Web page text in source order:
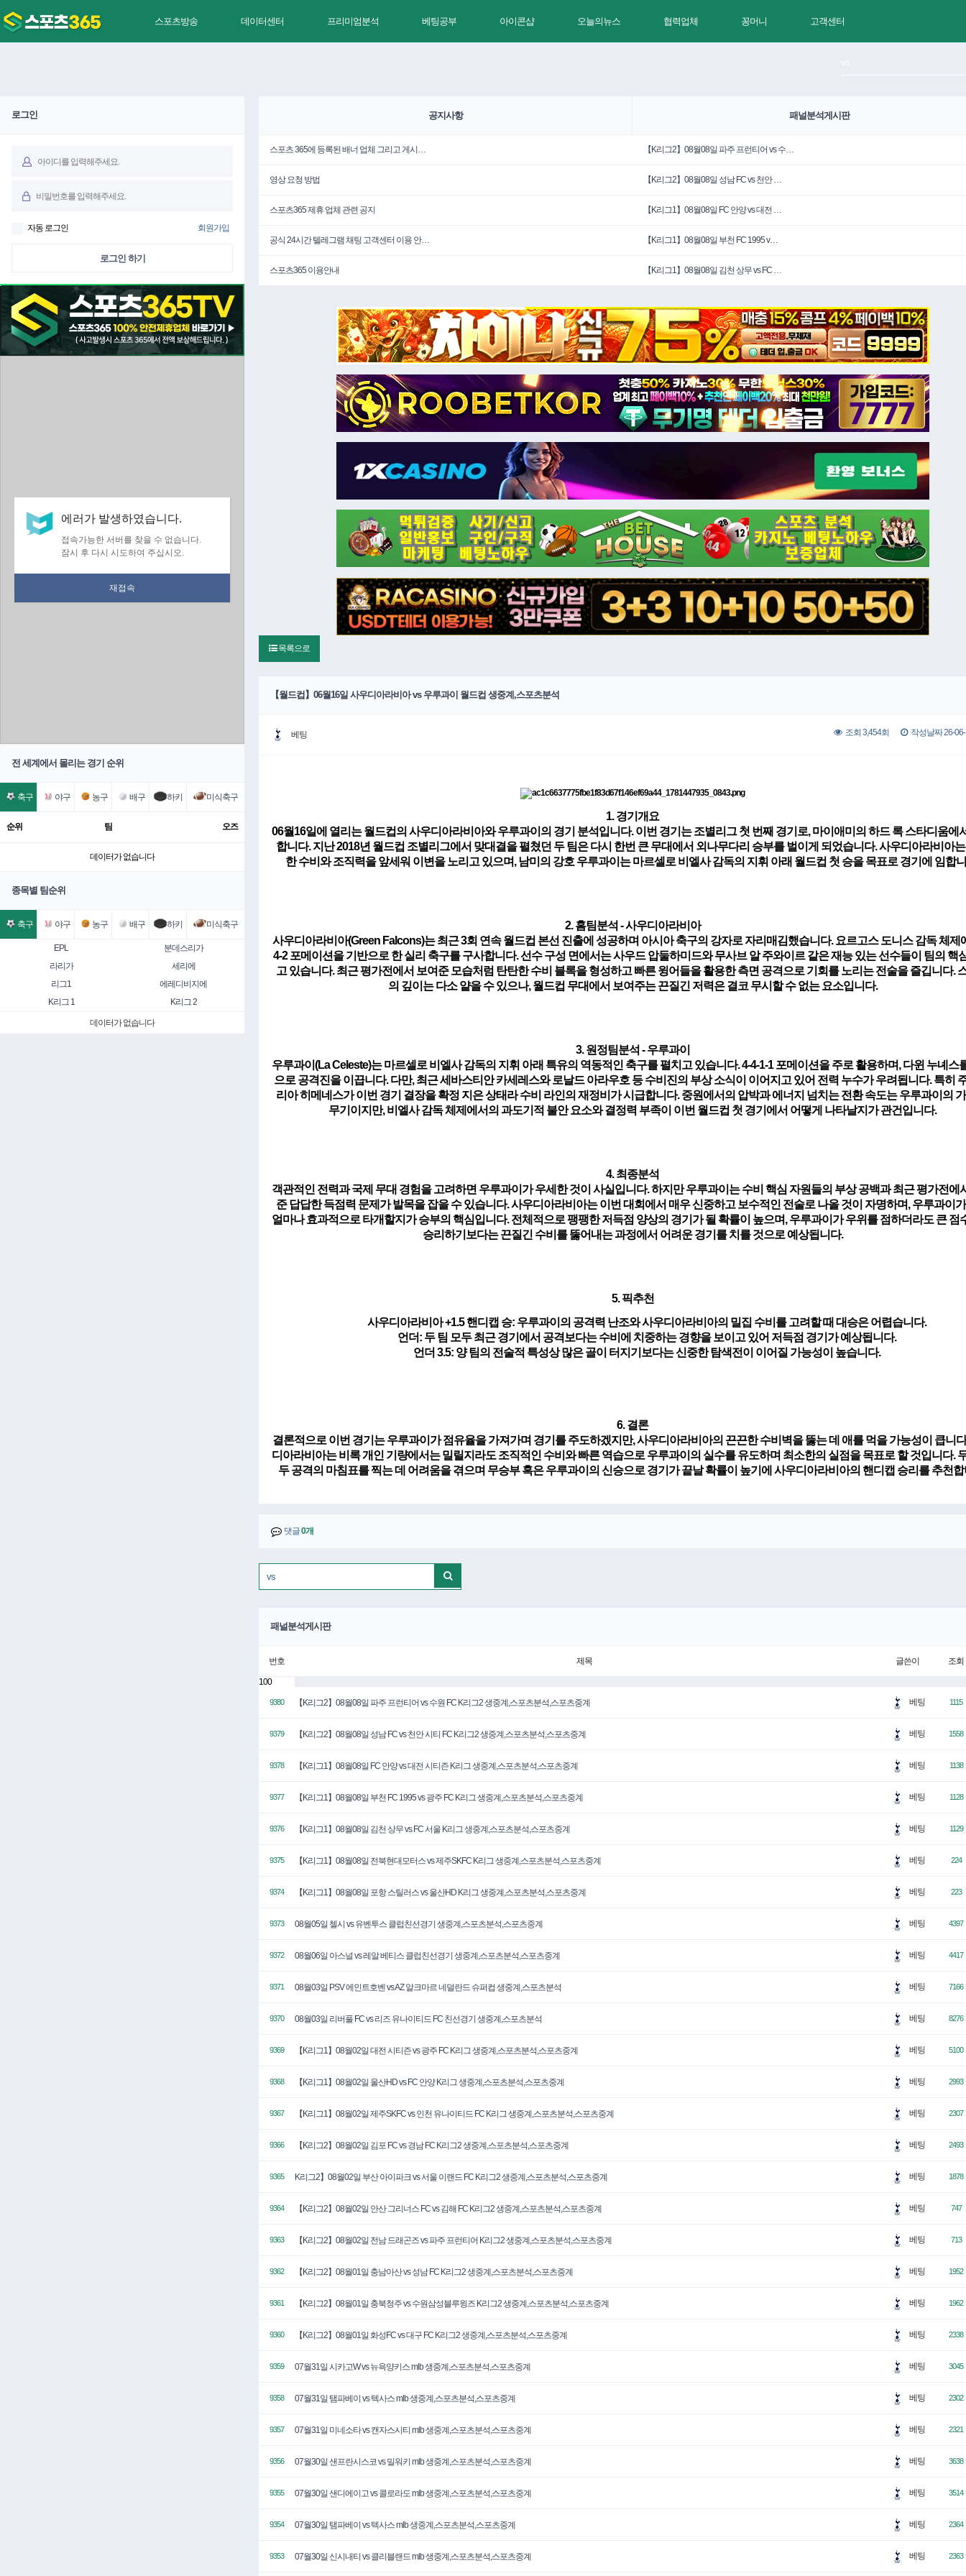
스포츠방송 데이터센터 프리미엄분석 베팅공부 아이콘샵 오늘의뉴스 협력업체 꽁머니 고객센터
로그인
자동 로그인 회원가입
로그인 하기
전 세계에서 몰리는 경기 순위
축구 야구 농구 배구 하키 미식축구
순위 팀 오즈
데이터가 없습니다
종목별 팀순위
축구 야구 농구 배구 하키 미식축구
EPL
분데스리가
라리가
세리에
리그1
에레디비지에
K리그 1
K리그 2
데이터가 없습니다
공지사항 패널분석게시판
스포츠 365에 등록된 배너 업체 그리고 게시…
영상 요청 방법
스포츠365 제휴 업체 관련 공지
공식 24시간 텔레그램 채팅 고객센터 이용 안…
스포츠365 이용안내
【K리그2】08월08일 파주 프런티어 vs 수…
【K리그2】08월08일 성남 FC vs 천안 …
【K리그1】08월08일 FC 안양 vs 대전 …
【K리그1】08월08일 부천 FC 1995 v…
【K리그1】08월08일 김천 상무 vs FC …
목록으로
【월드컵】06월16일 사우디아라비아 vs 우루과이 월드컵 생중계,스포츠분석
베팅 조회 3,454회 작성날짜 26-
1. 경기개요
06월16일에 열리는 월드컵의 사우디아라비아와 우루과이의 경기 분석입니다. 이번 경기는 조별리그 첫 번째 경기로, 마이애미의 하드 록 스타디움에
합니다. 지난 2018년 월드컵 조별리그에서 맞대결을 펼쳤던 두 팀은 다시 한번 큰 무대에서 외나무다리 승부를 벌이게 되었습니다. 사우디아라비아
한 수비와 조직력을 앞세워 이변을 노리고 있으며, 남미의 강호 우루과이는 마르셀로 비엘사 감독의 지휘 아래 월드컵 첫 승을 목표로 경기에 임합
2. 홈팀분석 - 사우디아라비아
사우디아라비아(Green Falcons)는 최근 3회 연속 월드컵 본선 진출에 성공하며 아시아 축구의 강자로 자리매김했습니다. 요르고스 도니스감독 체제
4-2 포메이션을 기반으로 한 실리 축구를 구사합니다. 선수 구성 면에서는 사우드 압둘하미드와 무사브 알 주와이르 같은 재능 있는 선수들이 팀의 핵
고 있습니다. 최근 평가전에서 보여준 모습처럼 탄탄한 수비 블록을 형성하고 빠른 윙어들을 활용한 측면 공격으로 기회를 노리는 전술을 즐깁니다.
의 깊이는 다소 얕을 수 있으나, 월드컵 무대에서 보여주는 끈질긴 저력은 결코 무시할 수 없는 요소입니다.
3. 원정팀분석 - 우루과이
우루과이(La Celeste)는 마르셀로 비엘사 감독의 지휘 아래 특유의 역동적인 축구를 펼치고 있습니다. 4-4-1-1 포메이션을 주로 활용하며, 다윈 누녜스
으로 공격진을 이끕니다. 다만, 최근 세바스티안 카세레스와 로날드 아라우호 등 수비진의 부상 소식이 이어지고 있어 전력 누수가 우려됩니다. 특히
리아 히메네스가 이번 경기 결장을 확정 지은 상태라 수비 라인의 재정비가 시급합니다. 중원에서의 압박과 에너지 넘치는 전환 속도는 우루과이의
무기이지만, 비엘사 감독 체제에서의 과도기적 불안 요소와 결정력 부족이 이번 월드컵 첫 경기에서 어떻게 나타날지가 관건입니다.
4. 최종분석
객관적인 전력과 국제 무대 경험을 고려하면 우루과이가 우세한 것이 사실입니다. 하지만 우루과이는 수비 핵심 자원들의 부상 공백과 최근 평가전에
준 답답한 득점력 문제가 발목을 잡을 수 있습니다. 사우디아라비아는 이번 대회에서 매우 신중하고 보수적인 전술로 나올 것이 자명하며, 우루과이
얼마나 효과적으로 타개할지가 승부의 핵심입니다. 전체적으로 팽팽한 저득점 양상의 경기가 될 확률이 높으며, 우루과이가 우위를 점하더라도 큰 점
승리하기보다는 끈질긴 수비를 뚫어내는 과정에서 어려운 경기를 치를 것으로 예상됩니다.
5. 픽추천
사우디아라비아 +1.5 핸디캡 승: 우루과이의 공격력 난조와 사우디아라비아의 밀집 수비를 고려할 때 대승은 어렵습니다.
언더: 두 팀 모두 최근 경기에서 공격보다는 수비에 치중하는 경향을 보이고 있어 저득점 경기가 예상됩니다.
언더 3.5: 양 팀의 전술적 특성상 많은 골이 터지기보다는 신중한 탐색전이 이어질 가능성이 높습니다.
6. 결론
결론적으로 이번 경기는 우루과이가 점유율을 가져가며 경기를 주도하겠지만, 사우디아라비아의 끈끈한 수비벽을 뚫는 데 애를 먹을 가능성이 큽니
디아라비아는 비록 개인 기량에서는 밀릴지라도 조직적인 수비와 빠른 역습으로 우루과이의 실수를 유도하며 최소한의 실점을 목표로 할 것입니다.
두 공격의 마침표를 찍는 데 어려움을 겪으며 무승부 혹은 우루과이의 신승으로 경기가 끝날 확률이 높기에 사우디아라비아의 핸디캡 승리를 추천합
댓글0개
패널분석게시판
번호 제목 글쓴이 조회
100
9380 【K리그2】08월08일 파주 프런티어 vs 수원 FC K리그2 생중계,스포츠분석,스포츠중계 베팅 1115
9379 【K리그2】08월08일 성남 FC vs 천안 시티 FC K리그2 생중계,스포츠분석,스포츠중계 베팅 1558
9378 【K리그1】08월08일 FC 안양 vs 대전 시티즌 K리그 생중계,스포츠분석,스포츠중계 베팅 1138
9377 【K리그1】08월08일 부천 FC 1995 vs 광주 FC K리그 생중계,스포츠분석,스포츠중계 베팅 1128
9376 【K리그1】08월08일 김천 상무 vs FC 서울 K리그 생중계,스포츠분석,스포츠중계 베팅 1129
9375 【K리그1】08월08일 전북현대모터스 vs 제주SKFC K리그 생중계,스포츠분석,스포츠중계 베팅 224
9374 【K리그1】08월08일 포항 스틸러스 vs 울산HD K리그 생중계,스포츠분석,스포츠중계 베팅 223
9373 08월05일 첼시 vs 유벤투스 클럽친선경기 생중계,스포츠분석,스포츠중계 베팅 4397
9372 08월06일 아스널 vs 레알 베티스 클럽친선경기 생중계,스포츠분석,스포츠중계 베팅 4417
9371 08월03일 PSV 에인트호벤 vs AZ 알크마르 네덜란드 슈퍼컵 생중계,스포츠분석 베팅 7166
9370 08월03일 리버풀 FC vs 리즈 유나이티드 FC 친선경기 생중계,스포츠분석 베팅 8276
9369 【K리그1】08월02일 대전 시티즌 vs 광주 FC K리그 생중계,스포츠분석,스포츠중계 베팅 5100
9368 【K리그1】08월02일 울산HD vs FC 안양 K리그 생중계,스포츠분석,스포츠중계 베팅 2993
9367 【K리그1】08월02일 제주SKFC vs 인천 유나이티드 FC K리그 생중계,스포츠분석,스포츠중계 베팅 2307
9366 【K리그2】08월02일 김포 FC vs 경남 FC K리그2 생중계,스포츠분석,스포츠중계 베팅 2493
9365 K리그2】08월02일 부산 아이파크 vs 서울 이랜드 FC K리그2 생중계,스포츠분석,스포츠중계 베팅 1878
9364 【K리그2】08월02일 안산 그리너스 FC vs 김해 FC K리그2 생중계,스포츠분석,스포츠중계 베팅 747
9363 【K리그2】08월02일 전남 드래곤즈 vs 파주 프런티어 K리그2 생중계,스포츠분석,스포츠중계 베팅 713
9362 【K리그2】08월01일 충남아산 vs 성남 FC K리그2 생중계,스포츠분석,스포츠중계 베팅 1952
9361 【K리그2】08월01일 충북청주 vs 수원삼성블루윙즈 K리그2 생중계,스포츠분석,스포츠중계 베팅 1962
9360 【K리그2】08월01일 화성FC vs 대구 FC K리그2 생중계,스포츠분석,스포츠중계 베팅 2338
9359 07월31일 시카고W vs 뉴욕양키스 mlb 생중계,스포츠분석,스포츠중계 베팅 3045
9358 07월31일 탬파베이 vs 텍사스 mlb 생중계,스포츠분석,스포츠중계 베팅 2302
9357 07월31일 미네소타 vs 캔자스시티 mlb 생중계,스포츠분석,스포츠중계 베팅 2321
9356 07월30일 샌프란시스코 vs 밀워키 mlb 생중계,스포츠분석,스포츠중계 베팅 3638
9355 07월30일 샌디에이고 vs 콜로라도 mlb 생중계,스포츠분석,스포츠중계 베팅 3514
9354 07월30일 탬파베이 vs 텍사스 mlb 생중계,스포츠분석,스포츠중계 베팅 2364
9353 07월30일 신시내티 vs 클리블랜드 mlb 생중계,스포츠분석,스포츠중계 베팅 2363